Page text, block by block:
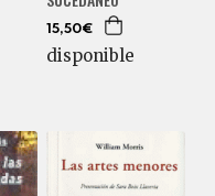
15,50€
disponible